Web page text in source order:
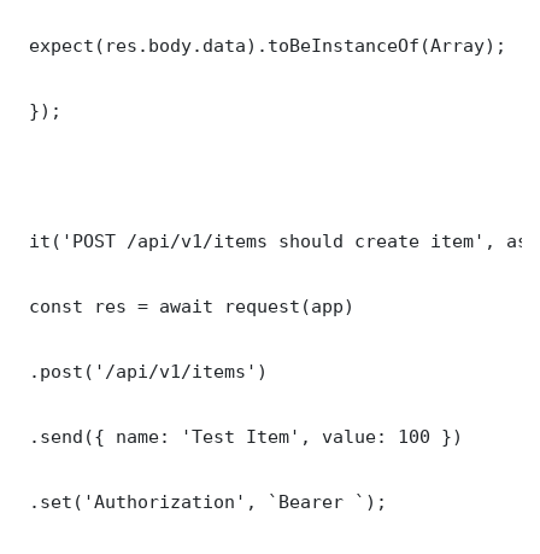
expect(res.body.data).toBeInstanceOf(Array);
});
it('POST /api/v1/items should create item',
const res = await request(app)
.post('/api/v1/items')
.send({ name: 'Test Item', value: 100 })
.set('Authorization', `Bearer `);